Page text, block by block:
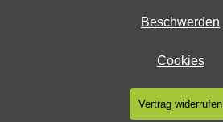
Beschwerden
Cookies
Vertrag widerrufen